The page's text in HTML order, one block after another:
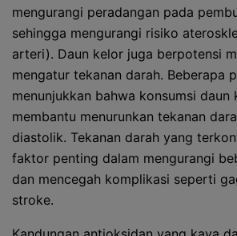
mengurangi peradangan pada
sehingga mengurangi risiko
arteri). Daun kelor juga berpotensi
mengatur tekanan darah. Beberapa
menunjukkan bahwa konsumsi daun
membantu menurunkan tekanan
diastolik. Tekanan darah yang
faktor penting dalam mengurangi
dan mencegah komplikasi seperti
stroke.